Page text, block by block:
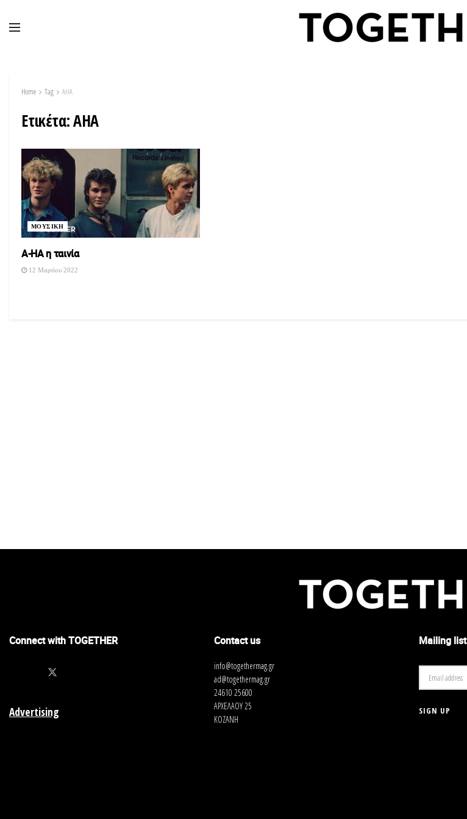
Home Tag AHA
Ετικέτα:AHA
ΜΟΥΣΙΚΗ
Α-ΗΑ η ταινία
12 Μαρτίου 2022
Connect with TOGETHER
Advertising
Contact us
info@togethermag.gr
ad@togethermag.gr
24610 25600
ΑΡΧΕΛΑΟΥ 25
ΚΟΖΑΝΗ
Mailing list